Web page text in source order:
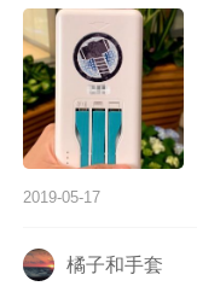
2019-05-17
橘子和手套